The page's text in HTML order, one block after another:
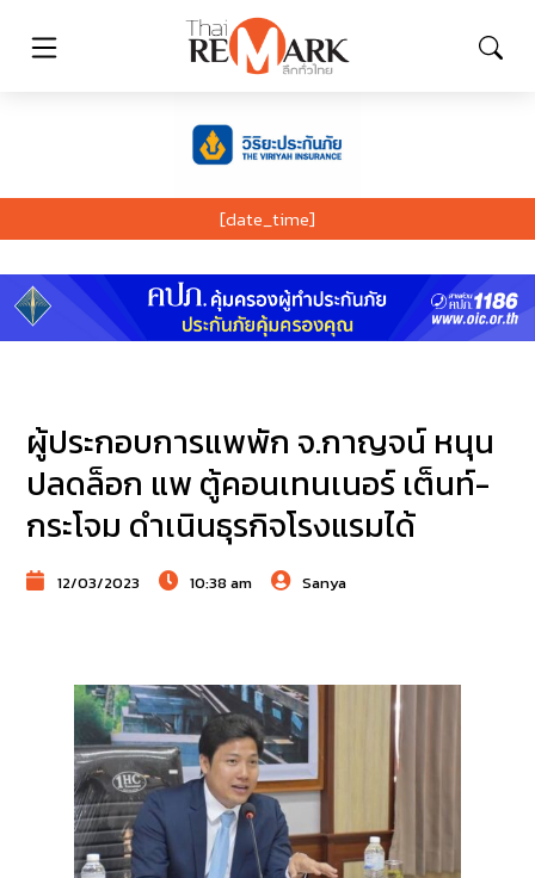
[date_time]
ผู้ประกอบการแพพัก จ.กาญจน์ หนุน
ปลดล็อก แพ ตู้คอนเทนเนอร์ เต็นท์-
กระโจม ดำเนินธุรกิจโรงแรมได้
12/03/2023 10:38 am Sanya